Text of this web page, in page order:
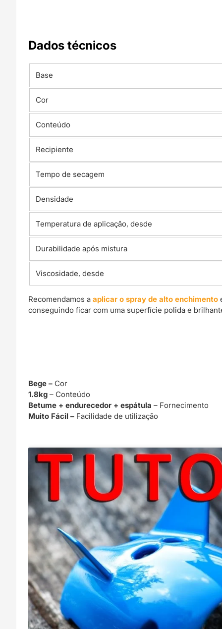
Dados técnicos
Base
Cor
Conteúdo
Recipiente
Tempo de secagem
Densidade
Temperatura de aplicação, desde
Durabilidade após mistura
Viscosidade, desde
Recomendamos aaplicar o spray de alto enchimento
conseguindo ficar com uma superfície polida e
Bege –Cor
1.8kg – Conteúdo
Betume + endurecedor + espátula– Fornecimento
Muito Fácil – Facilidade de utilização